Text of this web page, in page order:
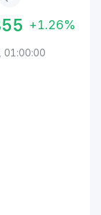
+1.26%
01:00:00